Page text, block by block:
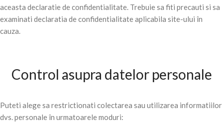
aceasta declaratie de confidentialitate. Trebuie sa fiti precauti si sa
examinati declaratia de confidentialitate aplicabila site-ului în
cauza.
Control asupra datelor personale
Puteti alege sa restrictionati colectarea sau utilizarea informatiilor
dvs. personale în urmatoarele moduri: